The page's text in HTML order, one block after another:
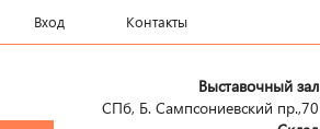
Вход Контакты
Выставочный зал
СПб, Б. Сампсониевский пр.,70